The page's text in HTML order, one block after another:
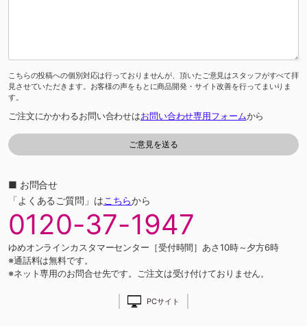
こちらの投稿への個別対応は行っておりませんが、頂いたご意見はスタッフがすべて拝
見させていただきます。お客様の声をもとに商品開発・サイト改善を行ってまいりま
す。
ご注文にかかわるお問い合わせはお問い合わせ専用フォームから
■ お問合せ
「よくあるご質問」はこちらから
0120-37-1947
ゆめオンラインカスタマーセンター［受付時間］あさ10時～夕方6時
※通話料は無料です。
※ネット専用のお問合せ先です。ご注文は受け付けておりません。
PCサイト